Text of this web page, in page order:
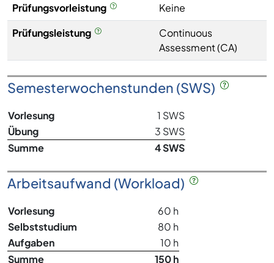
Prüfungsvorleistung
Keine
Prüfungsleistung
Continuous
Assessment (CA)
Semesterwochenstunden (SWS)
Vorlesung
1 SWS
Übung
3 SWS
Summe
4 SWS
Arbeitsaufwand (Workload)
Vorlesung
60 h
Selbststudium
80 h
Aufgaben
10 h
Summe
150 h